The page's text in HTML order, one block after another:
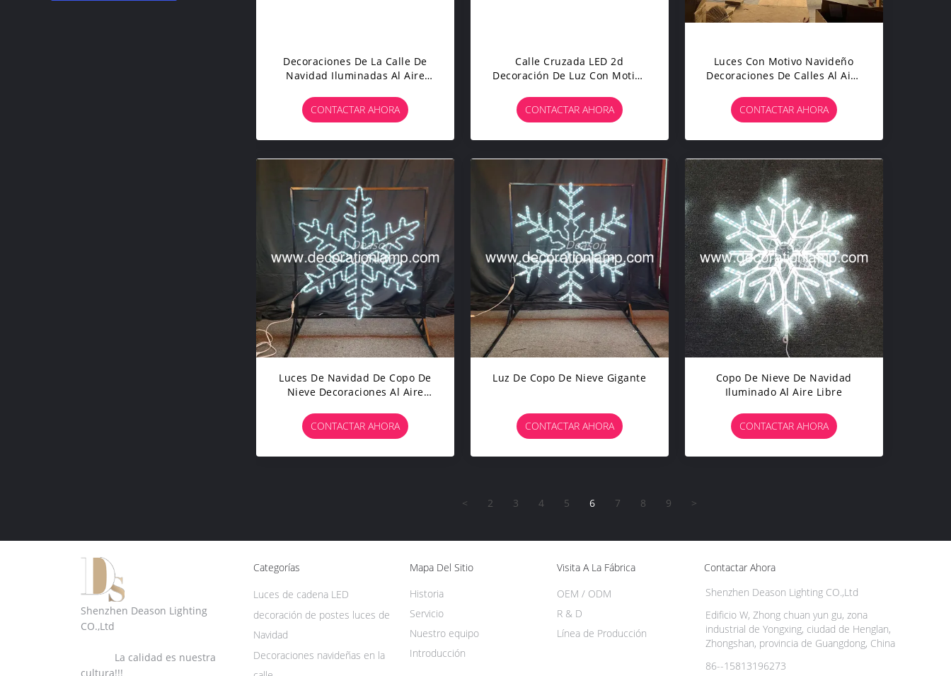
Decoraciones De La Calle De
Navidad Iluminadas Al Aire
CONTACTAR AHORA
Calle Cruzada LED 2d
Decoración De Luz Con Motivo
CONTACTAR AHORA
Luces Con Motivo Navideño
Decoraciones De Calles Al Aire
CONTACTAR AHORA
Luces De Navidad De Copo De
Nieve Decoraciones Al Aire
CONTACTAR AHORA
Luz De Copo De Nieve Gigante
CONTACTAR AHORA
Copo De Nieve De Navidad
Iluminado Al Aire Libre
CONTACTAR AHORA
< 2 3 4 5 6 7 8 9 >
Shenzhen Deason Lighting
CO.,Ltd
La calidad es nuestra
cultura!!!
Categorías
Luces de cadena LED
decoración de postes luces de
Navidad
Decoraciones navideñas en la
Mapa Del Sitio
Introducción
Historia
Servicio
Nuestro equipo
Visita A La Fábrica
Línea de Producción
OEM / ODM
R & D
Contactar Ahora
Shenzhen Deason Lighting CO.,Ltd
Edificio W, Zhong chuan yun gu, zona
industrial de Yongxing, ciudad de Henglan,
Zhongshan, provincia de Guangdong, China
86--15813196273